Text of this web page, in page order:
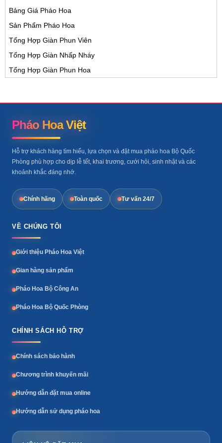
Bảng Giá Pháo Hoa
Sản Phẩm Pháo Hoa
Tổng Hợp Giàn Phun Viên
Tổng Hợp Giàn Nhấp Nháy
Tổng Hợp Giàn Phun Hoa
Pháo Hoa Việt
Hỗ trợ khách hàng tìm hiểu, lựa chọn và đặt mua pháo hoa Bộ Quốc
Phòng phù hợp cho dịp lễ tết, khai trương, cưới hỏi, sinh nhật và các
khoảnh khắc đáng nhớ.
Chính hãng Toàn quốc Tư vấn 24/7
VỀ CHÚNG TÔI
Giới thiệu Pháo Hoa Việt
Gian hàng sản phẩm
Pháo Hoa Bộ Công An
Pháo Hoa Bộ Quốc Phòng
CHÍNH SÁCH HỖ TRỢ
Chính sách bảo hành
Chương trình khuyến mãi
Hướng dẫn đặt mua online
Hướng dẫn sử dụng pháo hoa